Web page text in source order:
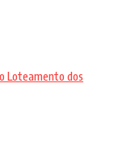
Loteamento dos